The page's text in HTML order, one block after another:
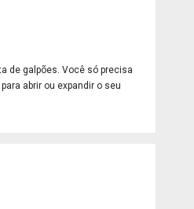
de galpões. Você só precisa
abrir ou expandir o seu